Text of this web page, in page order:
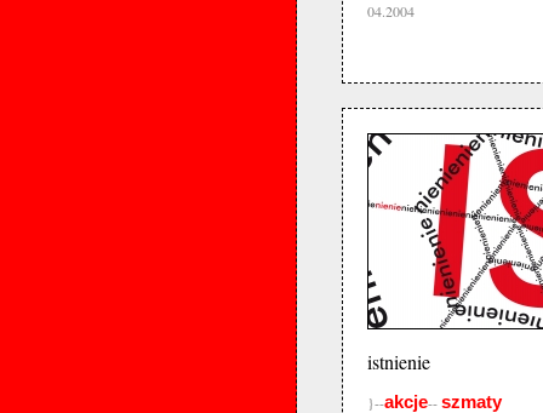
04.2004
istnienie
}--akcje--szmaty